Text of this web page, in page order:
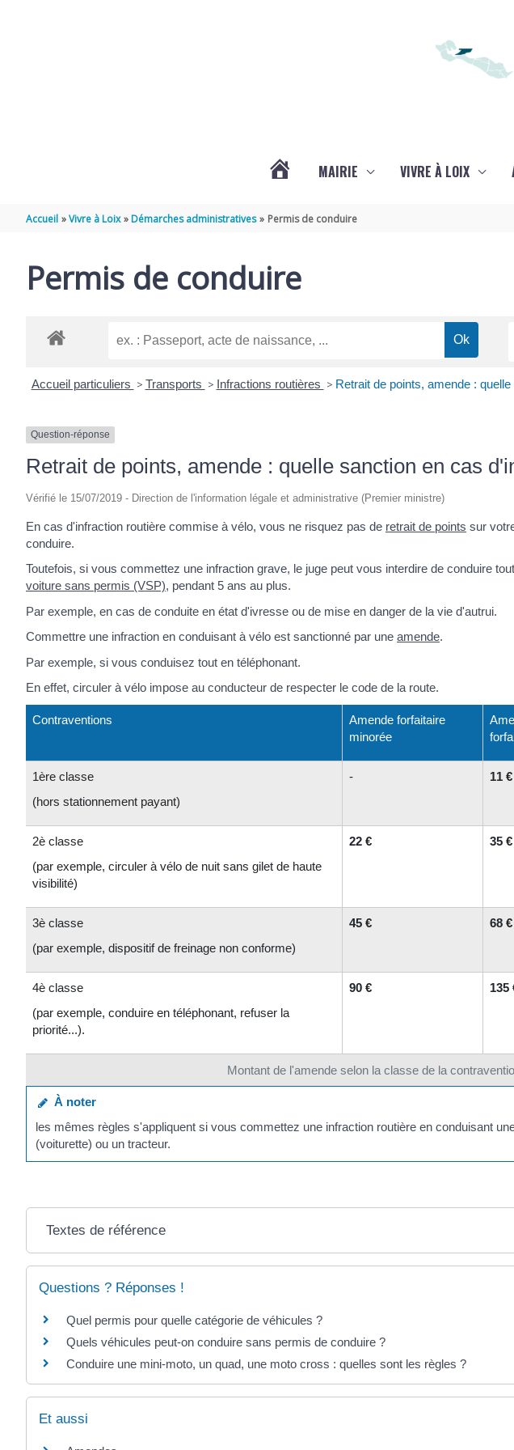
MAIRIE VIVRE À LOIX
Accueil Vivre à Loix Démarches administratives Permis de conduire
Permis de conduire
Accueil particuliers > Transports > Infractions routières > Retrait de points, amende :
Question-réponse
Retrait de points, amende : quelle sanction en cas
Vérifié le 15/07/2019 - Direction de l'information légale et administrative (Premier ministre)
En cas d'infraction routière commise à vélo, vous ne risquez pas de retrait de points sur
conduire.
Toutefois, si vous commettez une infraction grave, le juge peut vous interdire de conduire
voiture sans permis (VSP), pendant 5 ans au plus.
Par exemple, en cas de conduite en état d'ivresse ou de mise en danger de la vie d'autrui.
Commettre une infraction en conduisant à vélo est sanctionné par une amende.
Par exemple, si vous conduisez tout en téléphonant.
En effet, circuler à vélo impose au conducteur de respecter le code de la route.
Montant de l'amende selon la classe de la
Contraventions
Amende forfaitaire
minorée
1ère classe
(hors stationnement payant)
- 11 €
2è classe
(par exemple, circuler à vélo de nuit sans gilet de haute
visibilité)
22 € 35 €
3è classe
(par exemple, dispositif de freinage non conforme)
45 € 68 €
4è classe
(par exemple, conduire en téléphonant, refuser la
priorité...).
90 € 135
À noter
les mêmes règles s'appliquent si vous commettez une infraction routière en conduisant
(voiturette) ou un tracteur.
Textes de référence
Questions ? Réponses !
Quel permis pour quelle catégorie de véhicules ?
Quels véhicules peut-on conduire sans permis de conduire ?
Conduire une mini-moto, un quad, une moto cross : quelles sont les règles ?
Et aussi